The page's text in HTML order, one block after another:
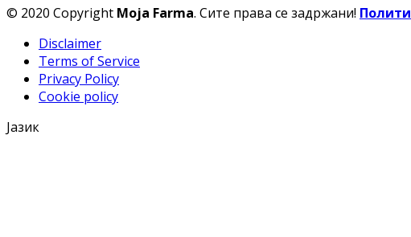
© 2020 Copyright Moja Farma. Сите права се задржани!
Disclaimer
Terms of Service
Privacy Policy
Cookie policy
Јазик